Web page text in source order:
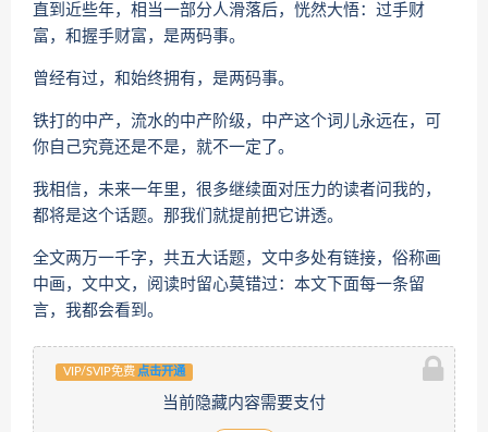
直到近些年，相当一部分人滑落后，恍然大悟：过手财
富，和握手财富，是两码事。
曾经有过，和始终拥有，是两码事。
铁打的中产，流水的中产阶级，中产这个词儿永远在，可
你自己究竟还是不是，就不一定了。
我相信，未来一年里，很多继续面对压力的读者问我的，
都将是这个话题。那我们就提前把它讲透。
全文两万一千字，共五大话题，文中多处有链接，俗称画
中画，文中文，阅读时留心莫错过：本文下面每一条留
言，我都会看到。
VIP/SVIP免费 点击开通
当前隐藏内容需要支付